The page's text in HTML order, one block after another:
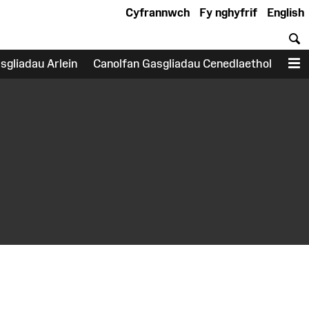
English
Fy nghyfrif
Cyfrannwch
Arlein Canolfan Gasgliadau Cenedlaethol